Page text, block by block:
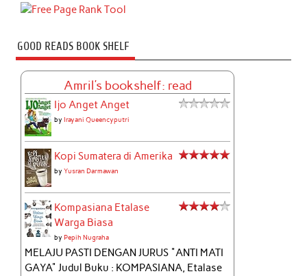
GOOD READS BOOK SHELF
Amril's bookshelf: read
Ijo Anget Anget
byIrayani Queencyputri
Kopi Sumatera di Amerika
byYusran Darmawan
Kompasiana Etalase
Warga Biasa
byPepih Nugraha
MELAJU PASTI DENGAN JURUS "ANTI MATI
GAYA" Judul Buku : KOMPASIANA, Etalase